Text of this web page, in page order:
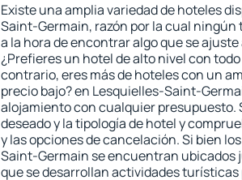
Existe una amplia variedad de hoteles
Saint-Germain, razón por la cual
a la hora de encontrar algo que se
¿Prefieres un hotel de alto nivel con
contrario, eres más de hoteles con un
precio bajo? en Lesquielles-Saint-
alojamiento con cualquier presupuesto.
deseado y la tipología de hotel y
y las opciones de cancelación. Si bien
Saint-Germain se encuentran ubicados
que se desarrollan actividades